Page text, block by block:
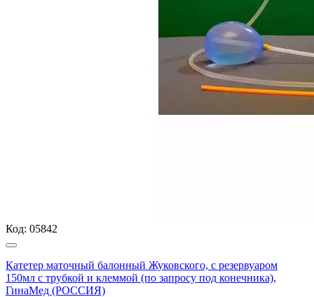
Код: 05842
Катетер маточный балонный Жуковского, с резервуаром
150мл с трубкой и клеммой (по запросу под конечника),
ГинаМед (РОССИЯ)